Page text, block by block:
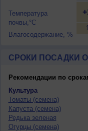
Температура
почвы,°C
Влагосодержание, %
СРОКИ ПОСАДКИ
Рекомендации по
Культура
Томаты (семена)
Капуста (семена)
Редька зеленая
Огурцы (семена)